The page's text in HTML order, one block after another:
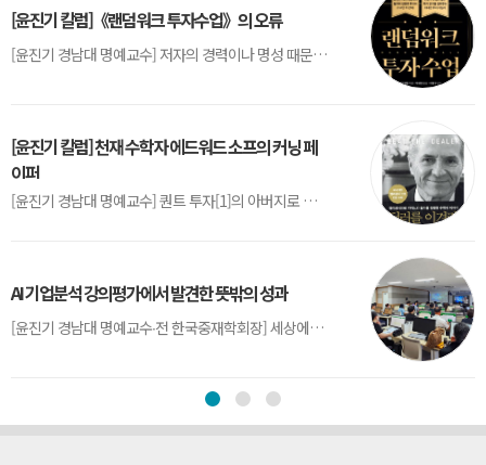
[윤진기 칼럼]《랜덤워크 투자수업》의 오류
[윤진기 경남대 명예교수] 저자의 경력이나 명성 때문인지 2020년에 번역 출판된 《랜덤워크 투자수업》(A Random Walk Down Wall Street) 12판은 표지부터가 거창하다. ‘45년간 12번 개정하며 철저히 검증한 투자서’, ‘전문가 부럽지 않은 투자 감각을 길러주는 위대한 투자지침서’ 라는 은빛 광고문구로 독자를 유혹한다.[1] 출판 50주...
[윤진기 칼럼] 천재 수학자 에드워드 소프의 커닝 페
이퍼
[윤진기 경남대 명예교수] 퀀트 투자[1]의 아버지로 불리는 에드워드 소프(Edward O. Thorp)는 수학계에서 천재로 알려진 인물이다. 그는 수학자이지만, 투자 업계에도 여러 가지 흥미로운 일화를 남겼다.수학을 이용하여 카지노를 이길 수 있는지가 궁금했던 그는 동료 교수가 소개해 준 블랙잭(Blackjack) 전략의 핵심을 손바닥 크기의 종이에 요...
AI 기업분석 강의평가에서 발견한 뜻밖의 성과
[윤진기 경남대 명예교수∙전 한국중재학회장] 세상에는 우연처럼 보이지만 인류의 진보를 이끌어낸 사건들이 있다. 영국의 알렉산더 플레밍(Alexander Fleming)이 곰팡이 핀 페트리 접시(Petri dish)를 버리지 않고[1] 관찰해 페니실린을 발견한 것은 그 대표적 사례다. 무심히 지나쳤다면 결코 없었을 혁신이었다.지난 7월 5일, 필자가 개발한 기업...